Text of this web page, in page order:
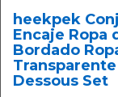
heekpek
Encaje Ropa
Bordado
Dessous Set